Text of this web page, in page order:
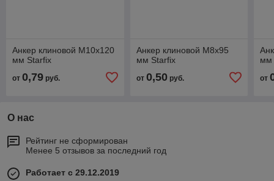
Анкер клиновой М10х120
мм Starfix
от 0,79 руб.
Анкер клиновой М8х95
мм Starfix
от 0,50руб.
мм
от
О нас
Рейтинг не сформирован
Менее 5 отзывов за последний год
Работает с 29.12.2019